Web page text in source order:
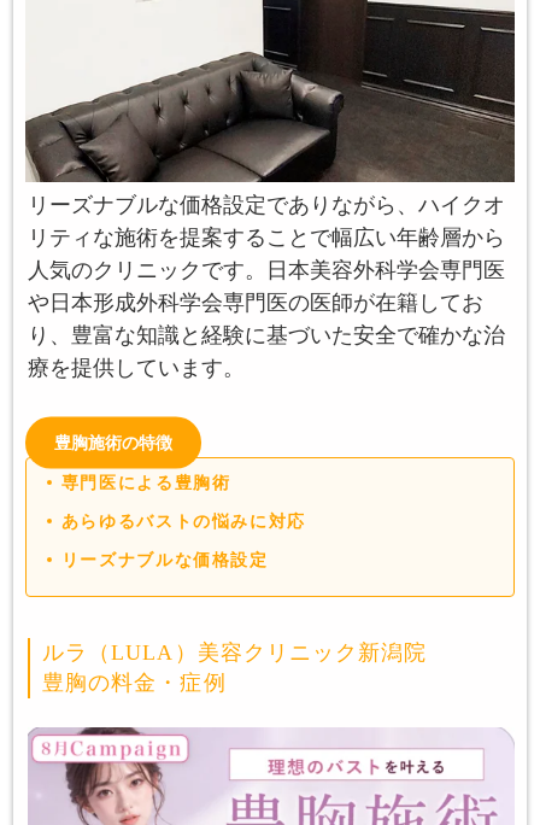
リーズナブルな価格設定でありながら、ハイクオ
リティな施術を提案することで幅広い年齢層から
人気のクリニックです。日本美容外科学会専門医
や日本形成外科学会専門医の医師が在籍してお
り、豊富な知識と経験に基づいた安全で確かな治
療を提供しています。
豊胸施術の特徴
専門医による豊胸術
あらゆるバストの悩みに対応
リーズナブルな価格設定
ルラ（LULA）美容クリニック新潟院
豊胸の料金・症例